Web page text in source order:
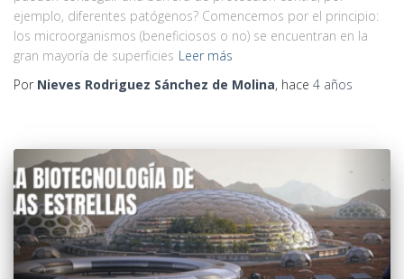
ejemplo, diferentes patógenos? Comencemos por el principio:
los microorganismos (beneficiosos o no) se encuentran en la
gran mayoría de superficies Leer más
Por Nieves Rodriguez Sánchez de Molina, hace 4 años